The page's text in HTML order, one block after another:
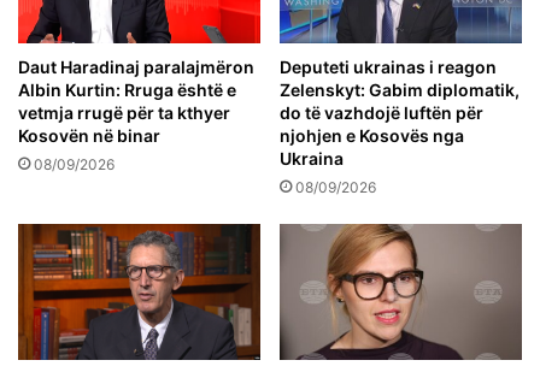
Daut Haradinaj paralajmëron
Albin Kurtin: Rruga është e
vetmja rrugë për ta kthyer
Kosovën në binar
08/09/2026
Deputeti ukrainas i reagon
Zelenskyt: Gabim diplomatik,
do të vazhdojë luftën për
njohjen e Kosovës nga
Ukraina
08/09/2026